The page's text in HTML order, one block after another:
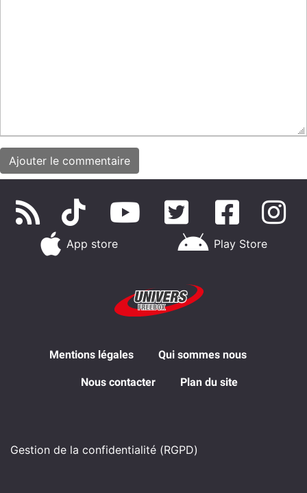
App store Play Store
Mentions légales Qui sommes nous
Nous contacter Plan du site
Gestion de la confidentialité (RGPD)